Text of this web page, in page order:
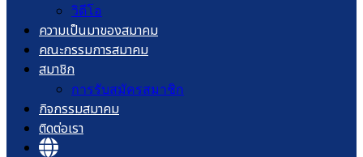
วิดีโอ
ความเป็นมาของสมาคม
คณะกรรมการสมาคม
สมาชิก
การรับสมัครสมาชิก
กิจกรรมสมาคม
ติดต่อเรา